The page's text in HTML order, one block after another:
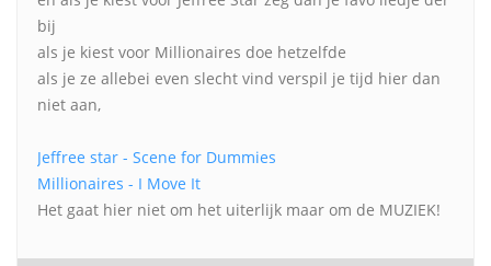
bij
als je kiest voor Millionaires doe hetzelfde
als je ze allebei even slecht vind verspil je tijd hier dan
niet aan,
Jeffree star - Scene for Dummies
Millionaires - I Move It
Het gaat hier niet om het uiterlijk maar om de MUZIEK!